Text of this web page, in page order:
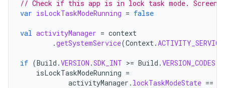
// Check if this app is in lock task mode. Screen
var isLockTaskModeRunning = false
val activityManager = context
.getSystemService(Context.ACTIVITY_SERVICE
if (Build .VERSION .SDK_INT >= Build .VERSION_CODES
isLockTaskModeRunning =
activityManager . lockTaskModeState ==